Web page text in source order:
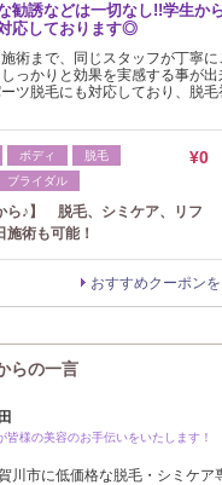
勧誘などは一切なし!!学生か
応しております◎
術まで、同じスタッフが丁寧
っかりと効果を実感する事が出
ツ脱毛にも対応しており、脱
ボディ
脱毛
ブライダル
¥0
ら♪】 脱毛、シミケア、リフ
施術も可能！
おすすめクーポン
らの一言
皆様の美容のお手伝いをいたします！
川市に低価格な脱毛・シミケ